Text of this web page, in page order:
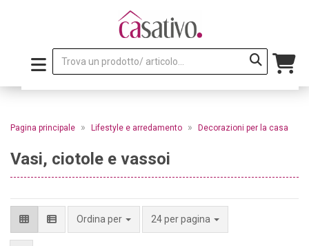
Pagina principale » Lifestyle e arredamento » Decorazioni per la casa
Vasi, ciotole e vassoi
Ordina per 24 per pagina